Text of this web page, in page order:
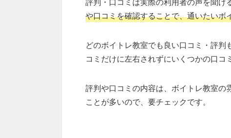
や口コミを確認することで、通いたい
どのボイトレ教室でも良い口コミ・評
コミだけに左右されずにいくつかの口コ
評判や口コミの内容は、ボイトレ教室の
ことが多いので、要チェックです。